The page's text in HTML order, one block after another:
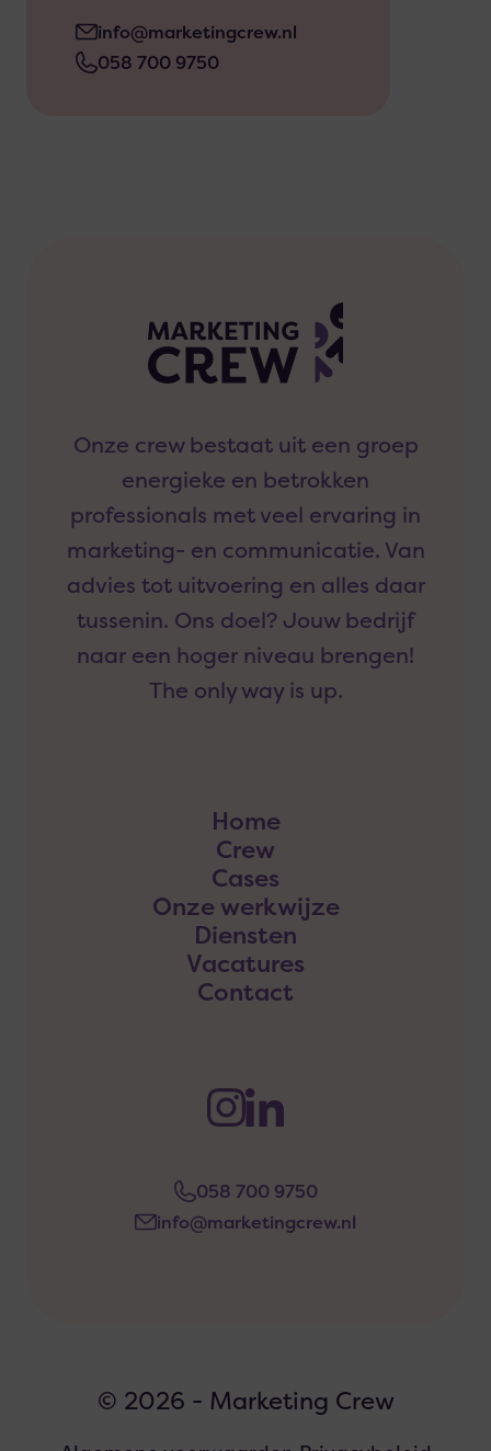
info@marketingcrew.nl
058 700 9750
Onze crew bestaat uit een groep
energieke en betrokken
professionals met veel ervaring in
marketing- en communicatie. Van
advies tot uitvoering en alles daar
tussenin. Ons doel? Jouw bedrijf
naar een hoger niveau brengen!
The only way is up.
Home
Crew
Cases
Onze werkwijze
Diensten
Vacatures
Contact
058 700 9750
info@marketingcrew.nl
© 2026 - Marketing Crew